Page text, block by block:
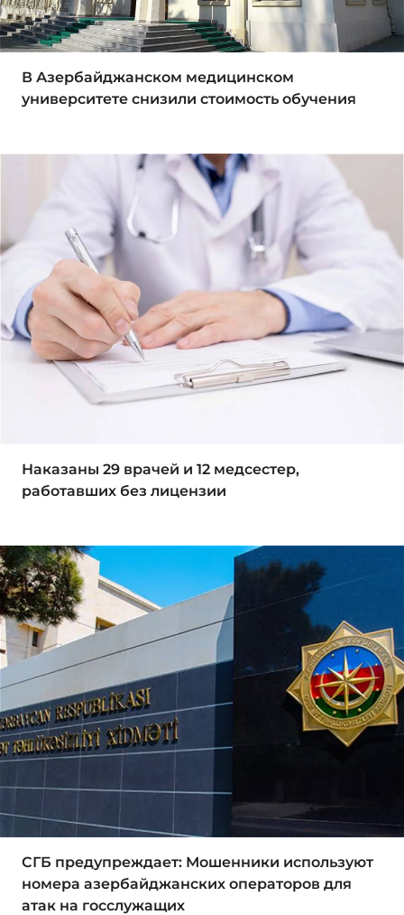
В Азербайджанском медицинском
университете снизили стоимость обучения
Наказаны 29 врачей и 12 медсестер,
работавших без лицензии
СГБ предупреждает: Мошенники используют
номера азербайджанских операторов для
атак на госслужащих